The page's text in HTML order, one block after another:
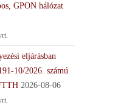
GPON hálózat
eljárásban
10/2026. számú
2026-08-06